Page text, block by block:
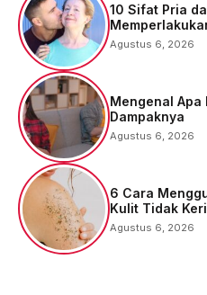
10 Sifat Pria
Agustus 6, 2026
Mengenal Apa
Dampaknya
Agustus 6, 2026
6 Cara
Kulit Tidak
Agustus 6, 2026